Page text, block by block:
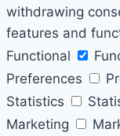
withdrawing
features and
Functional
Preferences
Statistics
Marketing